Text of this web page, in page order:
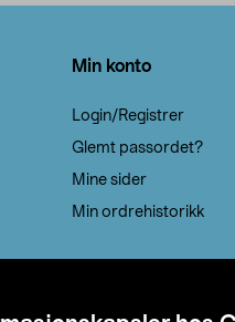
Min konto
Login/Registrer
Glemt passordet?
Mine sider
Min ordrehistorikk